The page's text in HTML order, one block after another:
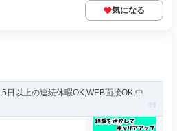
気になる
日以上の連続休暇OK,WEB面接OK,中